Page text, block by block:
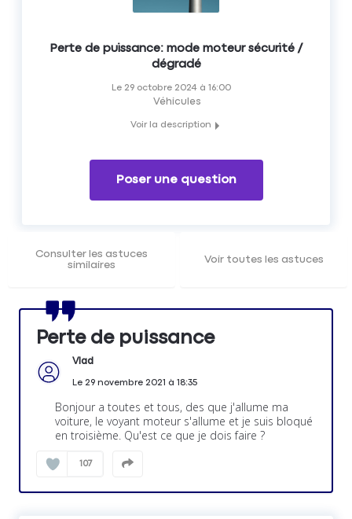
Perte de puissance: mode moteur sécurité /
dégradé
Le 29 octobre 2024à 16:00
Véhicules
Voir la description
Poser une question
Consulter les astuces
similaires
Voir toutes les astuces
Perte de puissance
Vlad
Le 29 novembre 2021 à 18:35
Bonjour a toutes et tous, des que j'allume ma
voiture, le voyant moteur s'allume et je suis bloqué
en troisième. Qu'est ce que je dois faire ?
107